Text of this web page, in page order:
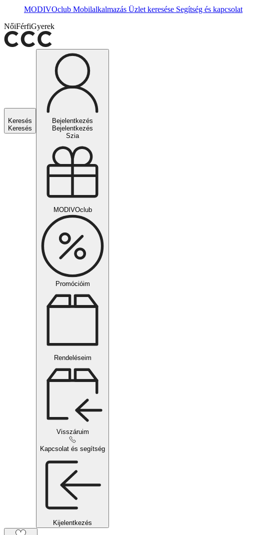
MODIVOclub Mobilalkalmazás Üzlet keresése Segítség és kapcsolat
NőiFérfiGyerek
Keresés
Keresés
Bejelentkezés
Bejelentkezés
Szia
MODIVOclub
Promócióim
Rendeléseim
Visszáruim
Kapcsolat és segítség
Kijelentkezés